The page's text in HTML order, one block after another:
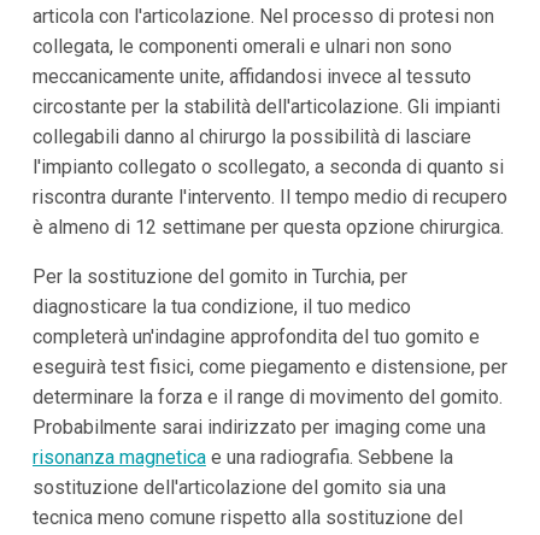
articola con l'articolazione. Nel processo di protesi non
collegata, le componenti omerali e ulnari non sono
meccanicamente unite, affidandosi invece al tessuto
circostante per la stabilità dell'articolazione. Gli impianti
collegabili danno al chirurgo la possibilità di lasciare
l'impianto collegato o scollegato, a seconda di quanto si
riscontra durante l'intervento. Il tempo medio di recupero
è almeno di 12 settimane per questa opzione chirurgica.
Per la sostituzione del gomito in Turchia, per
diagnosticare la tua condizione, il tuo medico
completerà un'indagine approfondita del tuo gomito e
eseguirà test fisici, come piegamento e distensione, per
determinare la forza e il range di movimento del gomito.
Probabilmente sarai indirizzato per imaging come una
risonanza magneticae una radiografia. Sebbene la
sostituzione dell'articolazione del gomito sia una
tecnica meno comune rispetto alla sostituzione del